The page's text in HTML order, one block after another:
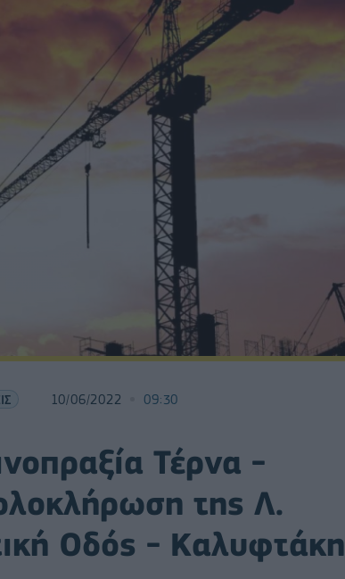
10/06/2022 09:30
Τέρνα -
της Λ.
Οδός - Καλυφτάκη